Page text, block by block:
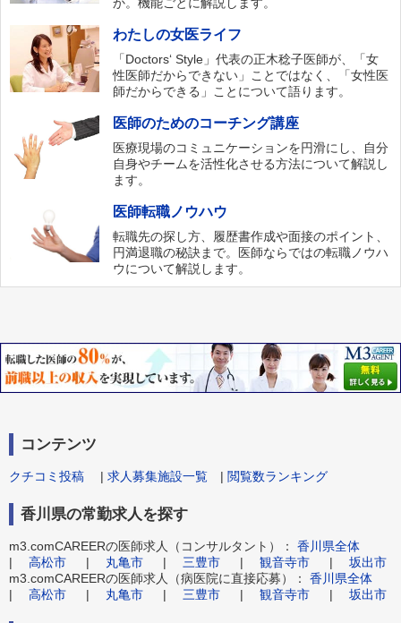
か。機能ごとに解説します。
わたしの女医ライフ
「Doctors‘ Style」代表の正木稔子医師が、「女
性医師だからできない」ことではなく、「女性医
師だからできる」ことについて語ります。
医師のためのコーチング講座
医療現場のコミュニケーションを円滑にし、自分
自身やチームを活性化させる方法について解説し
ます。
医師転職ノウハウ
転職先の探し方、履歴書作成や面接のポイント、
円満退職の秘訣まで。医師ならではの転職ノウハ
ウについて解説します。
コンテンツ
クチコミ投稿 | 求人募集施設一覧 | 閲覧数ランキング
香川県の常勤求人を探す
m3.comCAREERの医師求人（コンサルタント）： 香川県全体
| 高松市 | 丸亀市 | 三豊市 | 観音寺市 | 坂出市
m3.comCAREERの医師求人（病医院に直接応募）： 香川県全体
| 高松市 | 丸亀市 | 三豊市 | 観音寺市 | 坂出市